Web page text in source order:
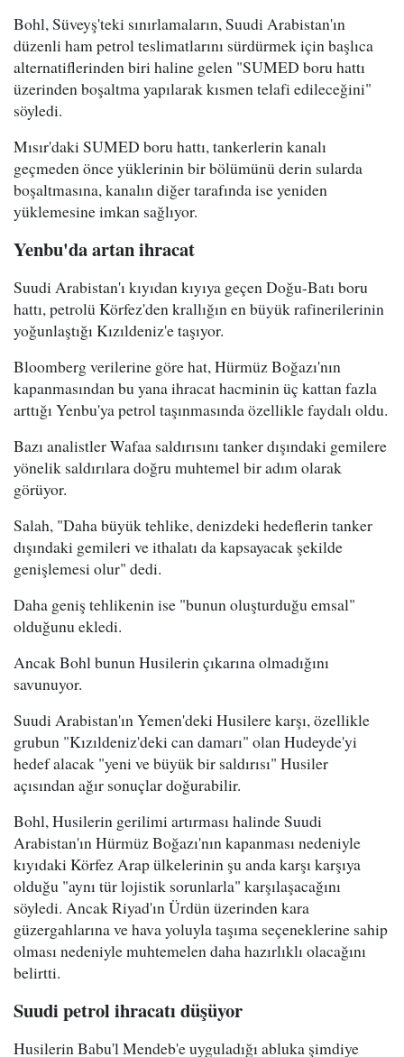
Bohl, Süveyş'teki sınırlamaların, Suudi Arabistan'ın
düzenli ham petrol teslimatlarını sürdürmek için başlıca
alternatiflerinden biri haline gelen "SUMED boru hattı
üzerinden boşaltma yapılarak kısmen telafi edileceğini"
söyledi.
Mısır'daki SUMED boru hattı, tankerlerin kanalı
geçmeden önce yüklerinin bir bölümünü derin sularda
boşaltmasına, kanalın diğer tarafında ise yeniden
yüklemesine imkan sağlıyor.
Yenbu'da artan ihracat
Suudi Arabistan'ı kıyıdan kıyıya geçen Doğu-Batı boru
hattı, petrolü Körfez'den krallığın en büyük rafinerilerinin
yoğunlaştığı Kızıldeniz'e taşıyor.
Bloomberg verilerine göre hat, Hürmüz Boğazı'nın
kapanmasından bu yana ihracat hacminin üç kattan fazla
arttığı Yenbu'ya petrol taşınmasında özellikle faydalı oldu.
Bazı analistler Wafaa saldırısını tanker dışındaki gemilere
yönelik saldırılara doğru muhtemel bir adım olarak
görüyor.
Salah, "Daha büyük tehlike, denizdeki hedeflerin tanker
dışındaki gemileri ve ithalatı da kapsayacak şekilde
genişlemesi olur" dedi.
Daha geniş tehlikenin ise "bunun oluşturduğu emsal"
olduğunu ekledi.
Ancak Bohl bunun Husilerin çıkarına olmadığını
savunuyor.
Suudi Arabistan'ın Yemen'deki Husilere karşı, özellikle
grubun "Kızıldeniz'deki can damarı" olan Hudeyde'yi
hedef alacak "yeni ve büyük bir saldırısı" Husiler
açısından ağır sonuçlar doğurabilir.
Bohl, Husilerin gerilimi artırması halinde Suudi
Arabistan'ın Hürmüz Boğazı'nın kapanması nedeniyle
kıyıdaki Körfez Arap ülkelerinin şu anda karşı karşıya
olduğu "aynı tür lojistik sorunlarla" karşılaşacağını
söyledi. Ancak Riyad'ın Ürdün üzerinden kara
güzergahlarına ve hava yoluyla taşıma seçeneklerine sahip
olması nedeniyle muhtemelen daha hazırlıklı olacağını
belirtti.
Suudi petrol ihracatı düşüyor
Husilerin Babu'l Mendeb'e uyguladığı abluka şimdiye